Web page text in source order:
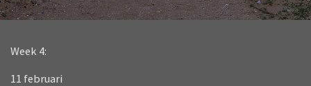
Week 4:
11 februari